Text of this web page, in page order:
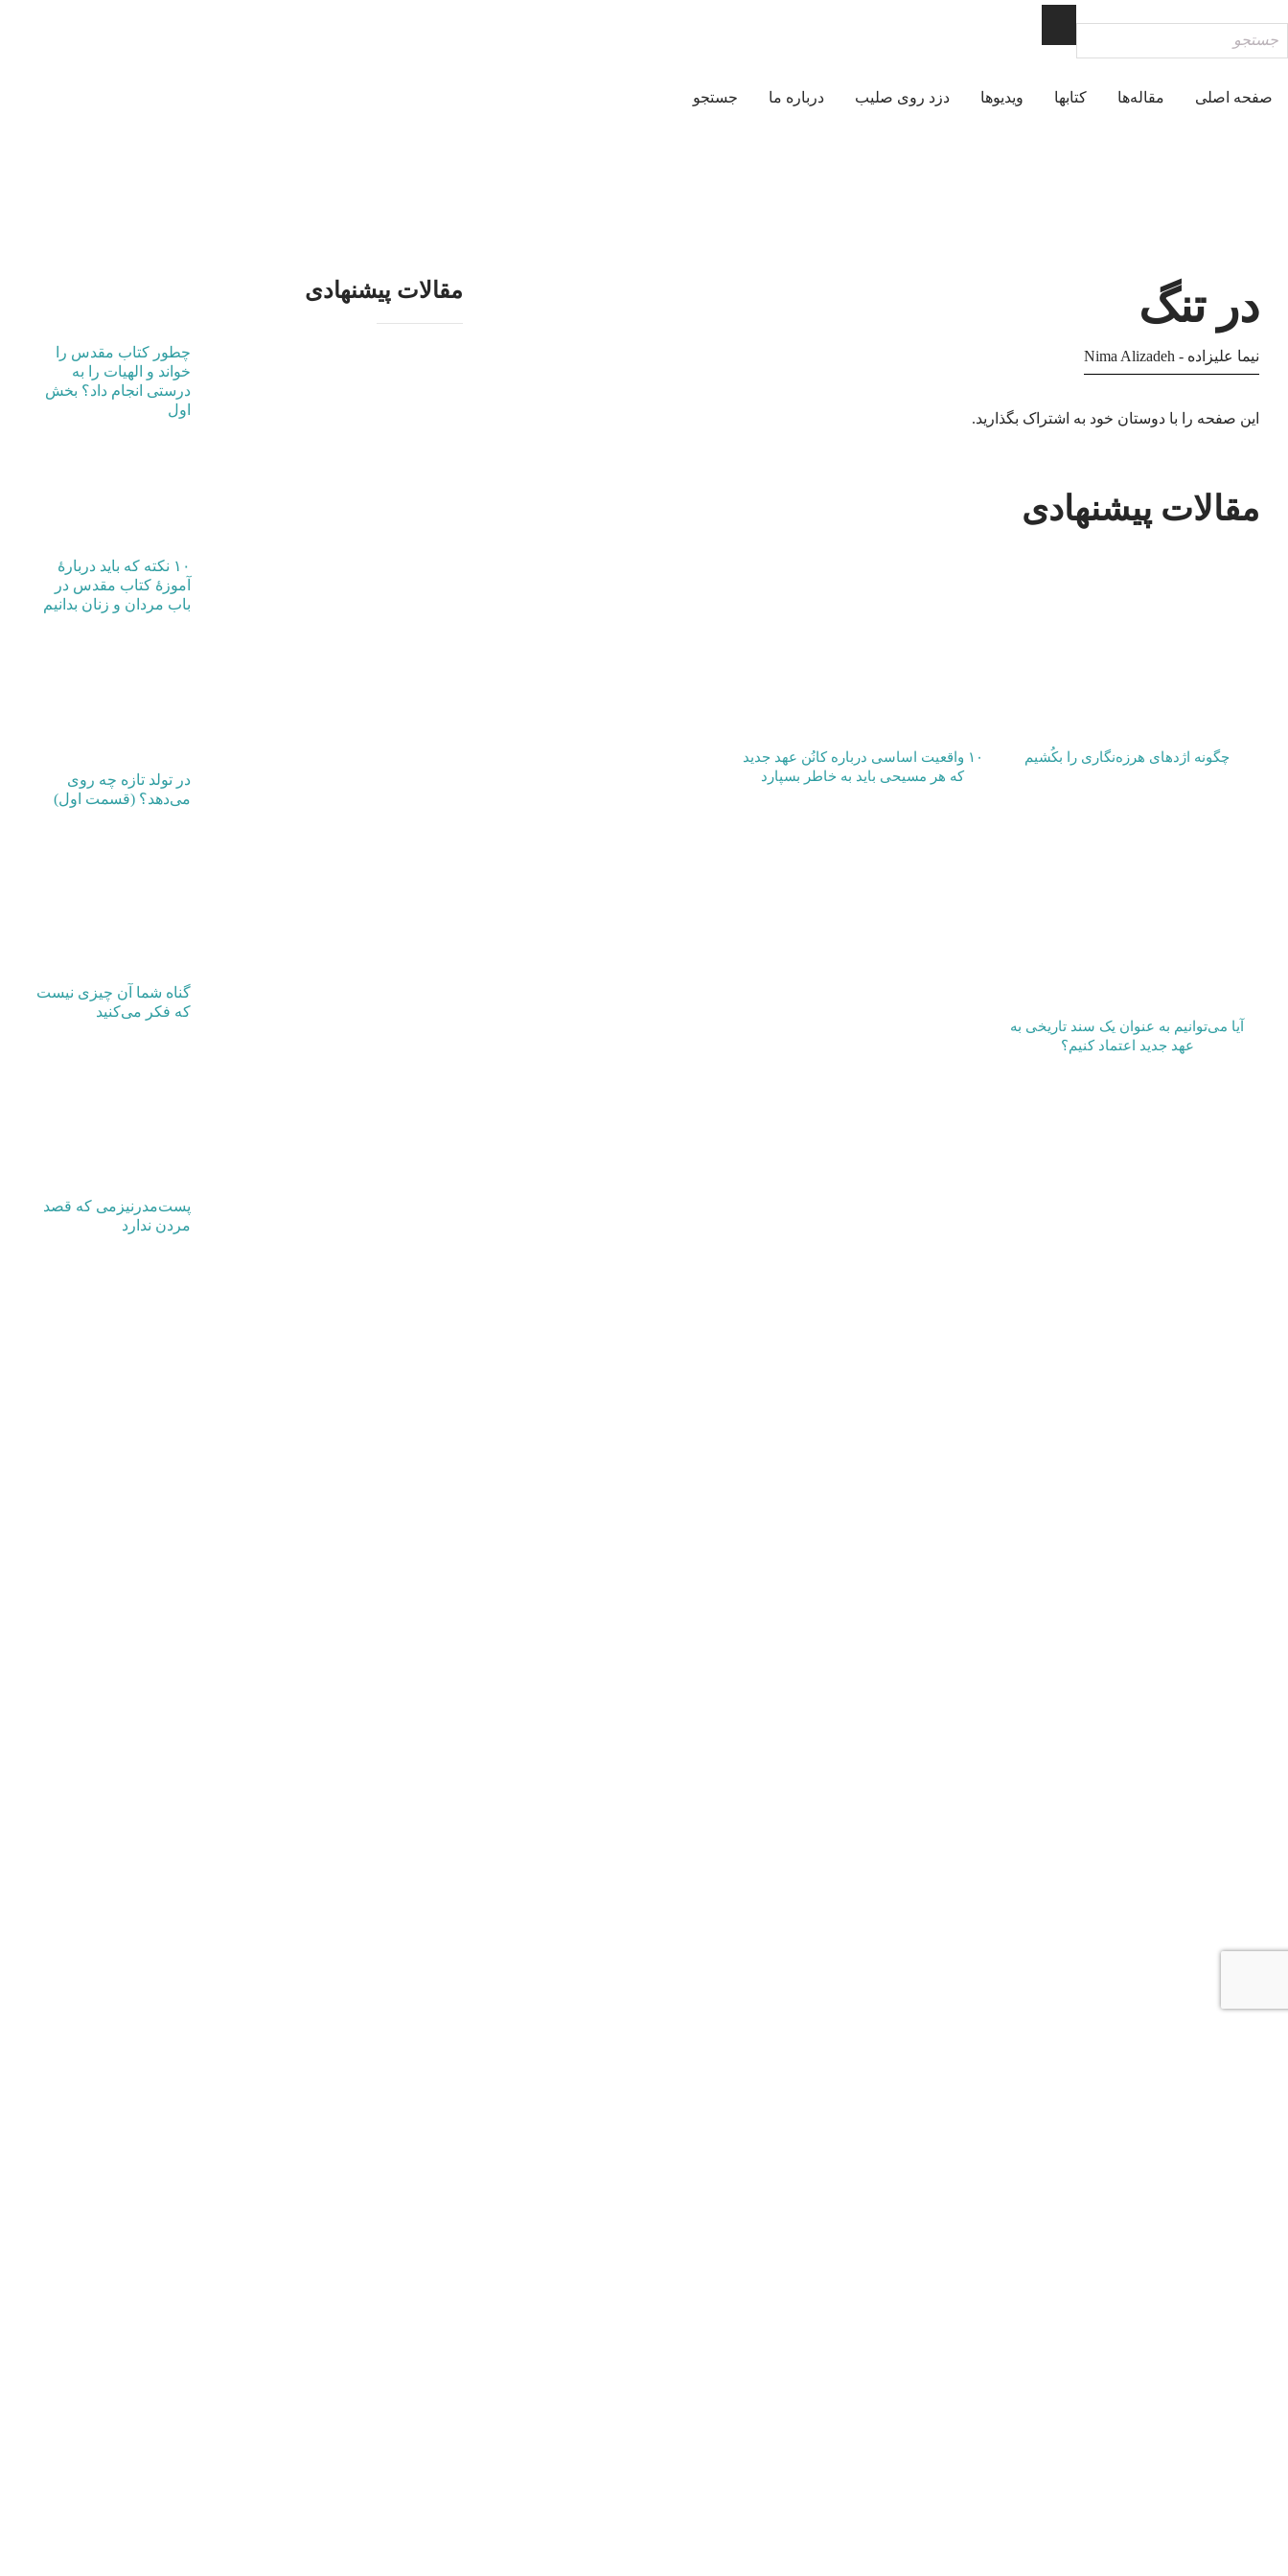
to
content
جستجو درباره ما دزد روی صلیب ویدیوها کتابها مقاله‌ها صفحه اصلی
در تنگ
نیما علیزاده - Nima Alizadeh
این صفحه را با دوستان خود به اشتراک بگذارید.
مقالات پیشنهادی
چگونه اژدهای هرزه‌نگاری را بکُشیم
۱۰ واقعیت اساسی درباره کانُن عهد جدید
که هر مسیحی باید به خاطر بسپارد
آیا می‌­توانیم به عنوان یک سند تاریخی به
عهد جدید اعتماد کنیم؟
مقالات پیشنهادی
چطور کتاب مقدس را
خواند و الهیات را به
درستی انجام داد؟ بخش
اول
۱۰ نکته که باید دربارۀ
آموزۀ کتاب مقدس در
باب مردان و زنان بدانیم
در تولد تازه چه روی
می‌دهد؟ (قسمت اول)
گناه شما آن چیزی نیست
که فکر می‌کنید
پست‌مدرنیزمی که قصد
مردن ندارد